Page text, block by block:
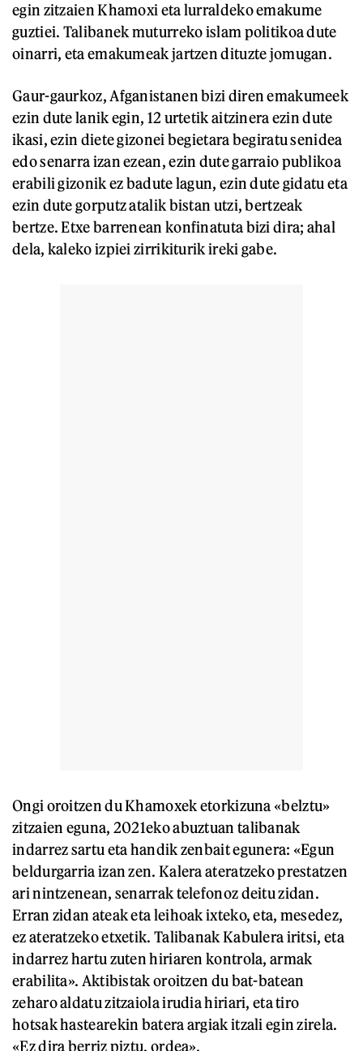
egin zitzaien Khamoxi eta lurraldeko emakume
guztiei. Talibanek muturreko islam politikoa dute
oinarri, eta emakumeak jartzen dituzte jomugan.
Gaur-gaurkoz, Afganistanen bizi diren emakumeek
ezin dute lanik egin, 12 urtetik aitzinera ezin dute
ikasi, ezin diete gizonei begietara begiratu senidea
edo senarra izan ezean, ezin dute garraio publikoa
erabili gizonik ez badute lagun, ezin dute gidatu eta
ezin dute gorputz atalik bistan utzi, bertzeak
bertze. Etxe barrenean konfinatuta bizi dira; ahal
dela, kaleko izpiei zirrikiturik ireki gabe.
Ongi oroitzen du Khamoxek etorkizuna «belztu»
zitzaien eguna, 2021eko abuztuan talibanak
indarrez sartu eta handik zenbait egunera: «Egun
beldurgarria izan zen. Kalera ateratzeko prestatzen
ari nintzenean, senarrak telefonoz deitu zidan.
Erran zidan ateak eta leihoak ixteko, eta, mesedez,
ez ateratzeko etxetik. Talibanak Kabulera iritsi, eta
indarrez hartu zuten hiriaren kontrola, armak
erabilita». Aktibistak oroitzen du bat-batean
zeharo aldatu zitzaiola irudia hiriari, eta tiro
hotsak hastearekin batera argiak itzali egin zirela.
«Ez dira berriz piztu, ordea».